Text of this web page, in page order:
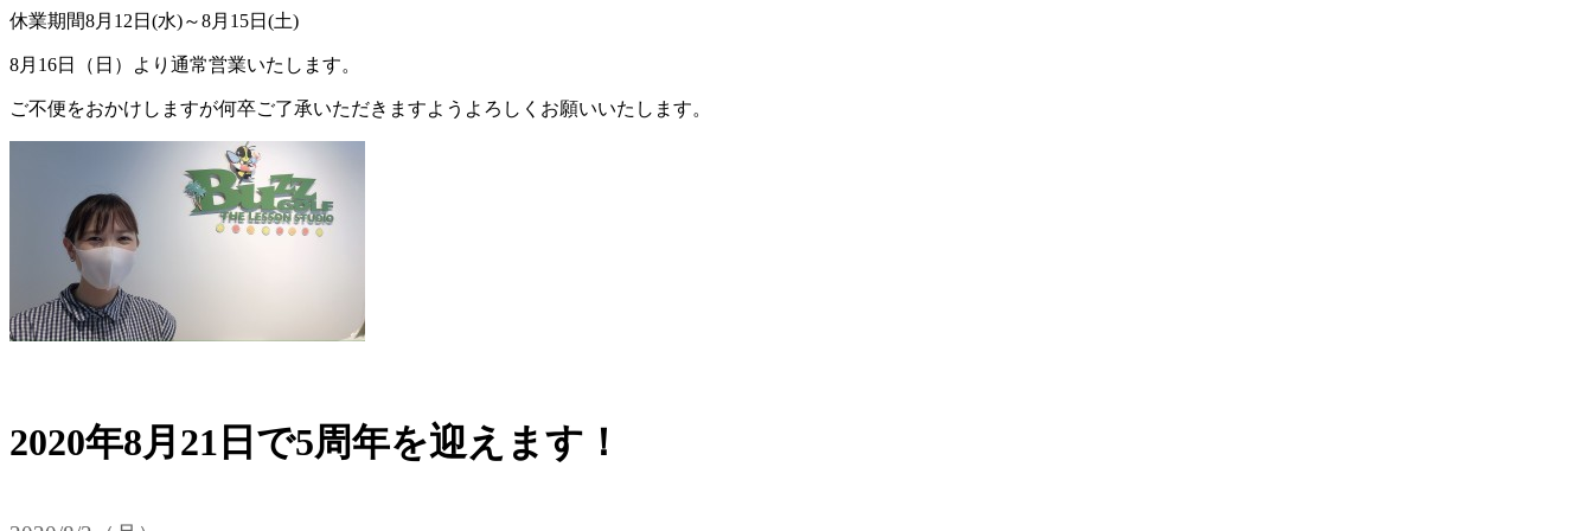
休業期間8月12日(水)～8月15日(土)
8月16日（日）より通常営業いたします。
ご不便をおかけしますが何卒ご了承いただきますようよろしくお願いいたします。
2020年8月21日で5周年を迎えます！